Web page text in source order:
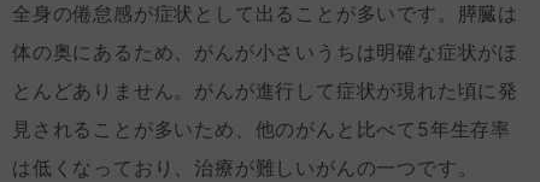
全身の倦怠感が症状として出ることが多いです。膵臓は
体の奥にあるため、がんが小さいうちは明確な症状がほ
とんどありません。がんが進行して症状が現れた頃に発
見されることが多いため、他のがんと比べて5年生存率
は低くなっており、治療が難しいがんの一つです。